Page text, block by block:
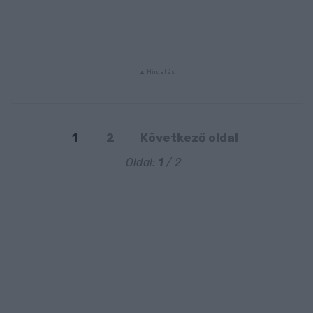
1 2 Következő oldal
Oldal: 1/ 2